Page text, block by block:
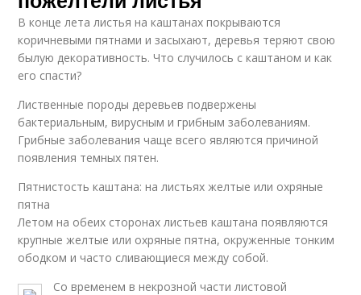
В конце лета листья на каштанах покрываются
коричневыми пятнами и засыхают, деревья теряют свою
былую декоративность. Что случилось с каштаном и как
его спасти?
Лиственные породы деревьев подвержены
бактериальным, вирусным и грибным заболеваниям.
Грибные заболевания чаще всего являются причиной
появления темных пятен.
Пятнистость каштана: на листьях желтые или охряные
пятна
Летом на обеих сторонах листьев каштана появляются
крупные желтые или охряные пятна, окруженные тонким
ободком и часто сливающиеся между собой.
Со временем в некрозной части листовой